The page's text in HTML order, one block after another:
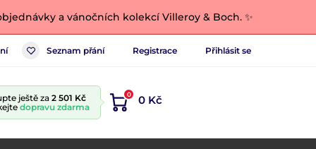
a vánočních kolekcí Villeroy & Boch. ✨
Seznam přání Registrace Přihlásit se
ještě za 2 501 Kč
dopravu zdarma
0 0 Kč